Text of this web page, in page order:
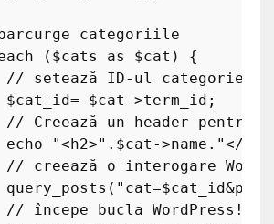
categoriile
( $cats as $cat ) {
// setează ID-ul categoriei
$cat_id= $cat ->term_id;
// Creează un header pentru
echo
"<h2>" . $cat ->name. "</
// creează o interogare
query_posts ( "cat=$cat_id
// începe bucla WordPress!